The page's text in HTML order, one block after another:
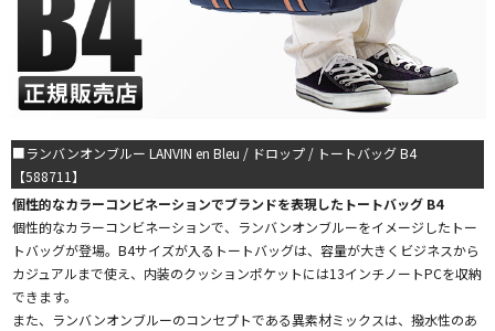
■ランバンオンブルー LANVIN en Bleu / ドロップ / トートバッグ B4
【588711】
個性的なカラーコンビネーションでブランドを表現したトートバッグ B4
個性的なカラーコンビネーションで、ランバンオンブルーをイメージしたトー
トバッグが登場。B4サイズが入るトートバッグは、容量が大きくビジネスから
カジュアルまで使え、内装のクッションポケットには13インチノートPCを収納
できます。
また、ランバンオンブルーのコンセプトである異素材ミックスは、撥水性のあ